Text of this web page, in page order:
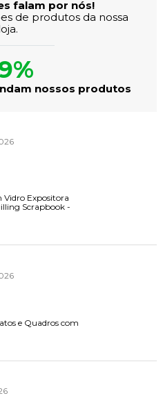
falam por nós!
de produtos da nossa
nossos produtos
Expositora
Scrapbook -
e Quadros com